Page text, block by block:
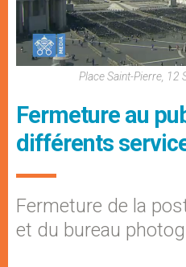
Place Saint-Pierre, 12
Fermeture au
différents
Fermeture de la
et du bureau